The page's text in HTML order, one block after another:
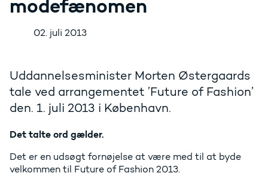
modefænomen
02. juli 2013
Uddannelsesminister Morten Østergaards
tale ved arrangementet ’Future of Fashion’
den. 1. juli 2013 i København.
Det talte ord gælder.
Det er en udsøgt fornøjelse at være med til at byde
velkommen til Future of Fashion 2013.